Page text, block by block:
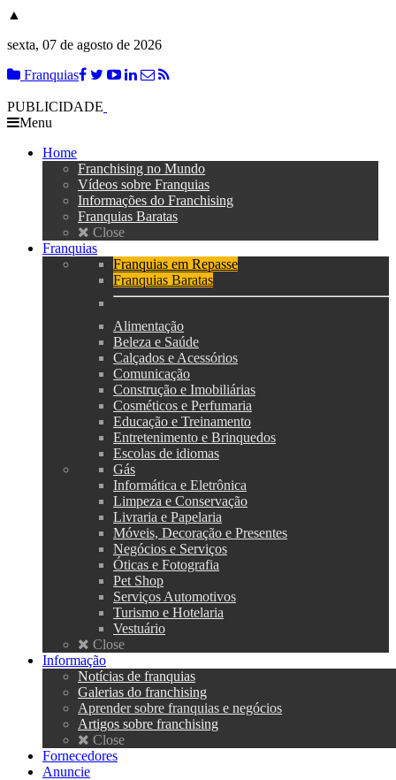
▲
sexta, 07 de agosto de 2026
Franquias
PUBLICIDADE
Menu
Home
Franchising no Mundo
Vídeos sobre Franquias
Informações do Franchising
Franquias Baratas
Close
Franquias
Franquias em Repasse
Franquias Baratas
Alimentação
Beleza e Saúde
Calçados e Acessórios
Comunicação
Construção e Imobiliárias
Cosméticos e Perfumaria
Educação e Treinamento
Entretenimento e Brinquedos
Escolas de idiomas
Gás
Informática e Eletrônica
Limpeza e Conservação
Livraria e Papelaria
Móveis, Decoração e Presentes
Negócios e Serviços
Óticas e Fotografia
Pet Shop
Serviços Automotivos
Turismo e Hotelaria
Vestuário
Close
Informação
Notícias de franquias
Galerias do franchising
Aprender sobre franquias e negócios
Artigos sobre franchising
Close
Fornecedores
Anuncie